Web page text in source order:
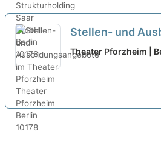
Stellen- und
im Theater
Theater Pforzheim |